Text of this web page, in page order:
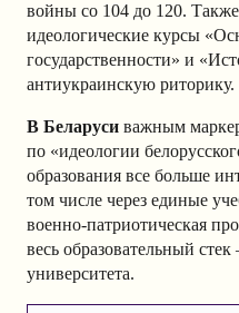
войны со 104 до 120.
идеологические курсы
государственности» и
антиукраинскую риторику.
В Беларуси важным
по «идеологии
образования все больше
том числе через единые
военно-патриотическая
весь образовательный
университета.